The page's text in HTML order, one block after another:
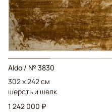
Aldo / № 3830
302 x 242 см
шерсть и шелк
1 242 000 ₽